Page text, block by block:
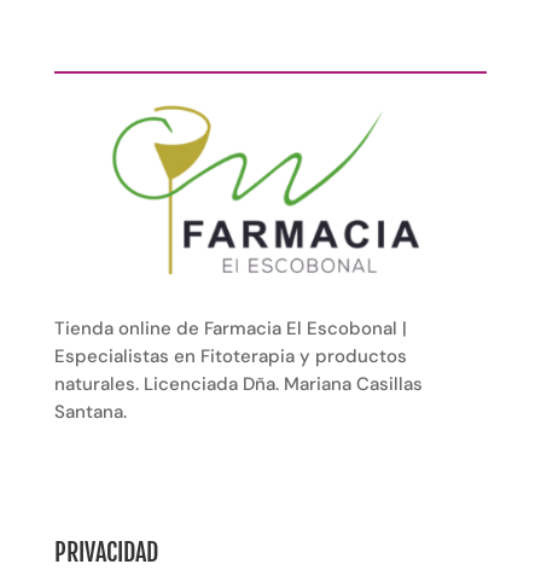
Tienda online de Farmacia El Escobonal |
Especialistas en Fitoterapia y productos
naturales. Licenciada Dña. Mariana Casillas
Santana.
PRIVACIDAD